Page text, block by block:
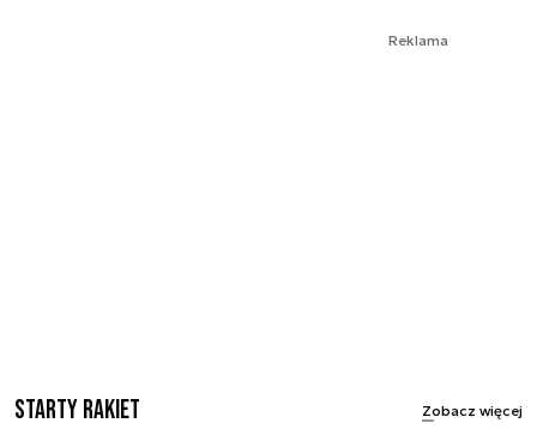
Reklama
Starty rakiet Zobacz więcej